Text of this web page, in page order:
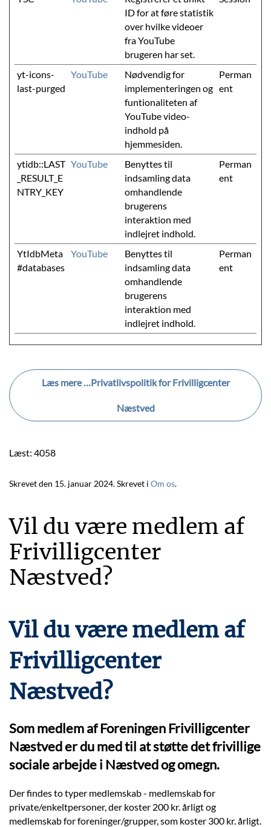
ID for at føre statistik
over hvilke videoer
fra YouTube
brugeren har set.
yt-icons-
last-purged
YouTube
Nødvendig for
implementeringen og
funtionaliteten af
YouTube video-
indhold på
hjemmesiden.
Perman
ent
ytidb::LAST
_RESULT_E
NTRY_KEY
YouTube
Benyttes til
indsamling data
omhandlende
brugerens
interaktion med
indlejret indhold.
Perman
ent
YtIdbMeta
#databases
YouTube
Benyttes til
indsamling data
omhandlende
brugerens
interaktion med
indlejret indhold.
Perman
ent
Læs mere …Privatlivspolitik for Frivilligcenter
Næstved
Læst: 4058
Skrevet den 15. januar 2024. Skrevet i Om os.
Vil du være medlem af
Frivilligcenter
Næstved?
Vil du være medlem af
Frivilligcenter
Næstved?
Som medlem af Foreningen Frivilligcenter
Næstved er du med til at støtte det frivillige
sociale arbejde i Næstved og omegn.
Der findes to typer medlemskab - medlemskab for
private/enkeltpersoner, der koster 200 kr. årligt og
medlemskab for foreninger/grupper, som koster 300 kr. årligt.